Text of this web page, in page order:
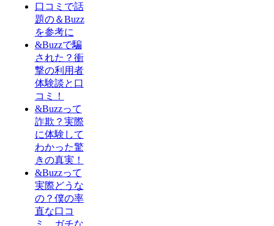
口コミで話
題の＆Buzz
を参考に
&Buzzで騙
された？衝
撃の利用者
体験談と口
コミ！
&Buzzって
詐欺？実際
に体験して
わかった驚
きの真実！
&Buzzって
実際どうな
の？僕の率
直な口コ
ミ、ガチな